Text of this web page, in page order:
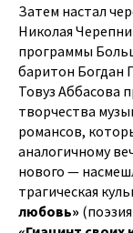
Затем настал
Николая
программы
баритон Богдан
Товуз Аббасова
творчества
романсов,
аналогичному
нового —
трагическая
любовь»